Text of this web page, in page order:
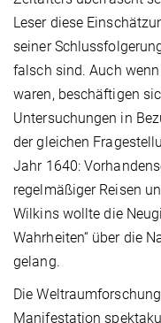
Leser diese
seiner
falsch sind. Auch
waren, beschäftigen
Untersuchungen in
der gleichen
Jahr 1640:
regelmäßiger Reisen
Wilkins wollte die
Wahrheiten“ über die
gelang.
Die
Manifestation